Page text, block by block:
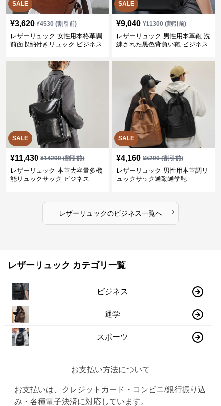
SALE
¥3,620 ¥4530(割引前)
レザーリュック 女性用本格革調
前面収納付きリュック ビジネス
SALE
¥9,040 ¥11300(割引前)
レザーリュック 男性用本革鞄 洗
練された黒色背負い鞄 ビジネス
SALE
¥11,430 ¥14290(割引前)
レザーリュック 本革大容量多機
能リュックサック ビジネス
SALE
¥4,160 ¥5200(割引前)
レザーリュック 男性用本革調リ
ュックサック通勤通学鞄
レザーリュックのビジネス一覧へ ›
レザーリュック カテゴリ一覧
ビジネス
通学
スポーツ
お支払い方法について
お支払いは、クレジットカード・コンビニ/銀行振り込
み・各種電子決済に対応しています。